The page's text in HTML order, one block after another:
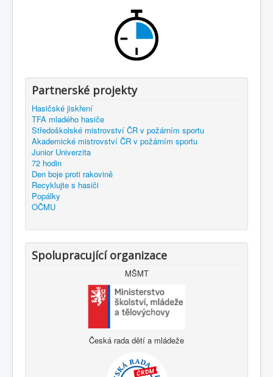
Partnerské projekty
Hasičské jiskření
TFA mladého hasiče
Středoškolské mistrovství ČR v požárním sportu
Akademické mistrovství ČR v požárním sportu
Junior Univerzita
72 hodin
Den boje proti rakovině
Recyklujte s hasiči
Popálky
OČMU
Spolupracující organizace
MŠMT
Česká rada dětí a mládeže